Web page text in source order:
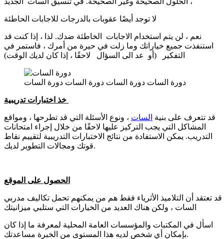
نعم ، لن يتم استخدام الاجابات الخاطئة ضدك. لذا ، إذا كنت قد
استنفذت جميع خياراتك وما زلت في حيرة من أمرك ، فاستمر في
التفكير (أو عد الى السؤال لاحقًا ، إذا كان لديك الوقت)
دورة السات دورة السات دورة السات دورة السات
قد تتعرف على بنية السات ، ونوع الأسئلة التي قد تطرحها ، ومواقع
المشاكل التي يجب التركيز عليها لاحقًا من خلال إجراء امتحانات
التدريب. يمكن الاستفادة من نتائج الاختبارات التدريبية لتقييم نقاط
قوتك ومجالات التطوير لديك.
الحصول على الموقع
قد تعتقد أن التلاميذ الأثرياء فقط هم من يمكنهم تحمل تكاليف مدربي
السات ، ولكن هناك العديد من الخيارات التي ستلبي ميزانيتك
اسأل في المكتبات والمؤسسات العامة المحلية لمعرفة ما إذا كان
بإمكان أي شخص لديه هذا المستوى من الخبرة مساعدتك.